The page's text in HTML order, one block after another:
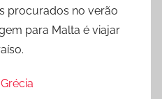
procurados no verão
para Malta é viajar